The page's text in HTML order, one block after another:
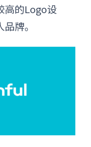
高的Logo设
牌。